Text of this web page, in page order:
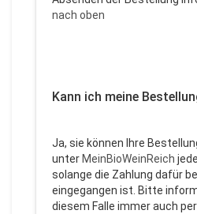
nach oben
Kann ich meine
Ja, sie können Ihre
unter MeinBioWeinReich
solange die Zahlung dafür
eingegangen ist. Bitte
diesem Falle immer auch